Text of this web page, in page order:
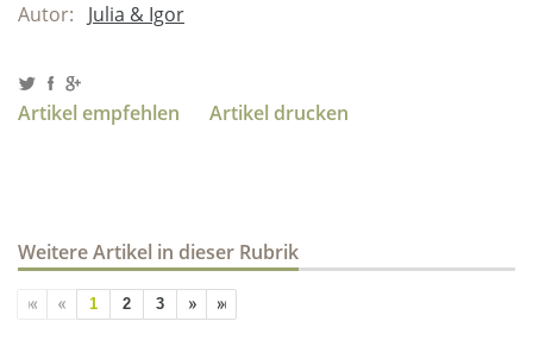
Autor: Julia & Igor
Artikel empfehlen Artikel drucken
Weitere Artikel in dieser Rubrik
1 2 3